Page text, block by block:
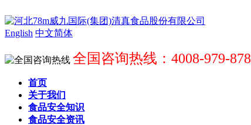
English 中文简体
全国咨询热线：4008-979-878
首页
关于我们
食品安全知识
食品安全资讯